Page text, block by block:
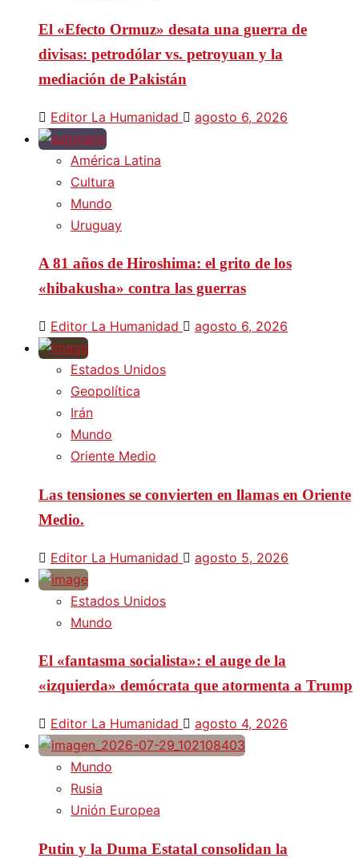
El «Efecto Ormuz» desata una guerra de
divisas: petrodólar vs. petroyuan y la
mediación de Pakistán
Editor La Humanidad agosto 6, 2026
América Latina
Cultura
Mundo
Uruguay
A 81 años de Hiroshima: el grito de los
«hibakusha» contra las guerras
Editor La Humanidad agosto 6, 2026
Estados Unidos
Geopolítica
Irán
Mundo
Oriente Medio
Las tensiones se convierten en llamas en Oriente
Medio.
Editor La Humanidad agosto 5, 2026
Estados Unidos
Mundo
El «fantasma socialista»: el auge de la
«izquierda» demócrata que atormenta a Trump
Editor La Humanidad agosto 4, 2026
Mundo
Rusia
Unión Europea
Putin y la Duma Estatal consolidan la